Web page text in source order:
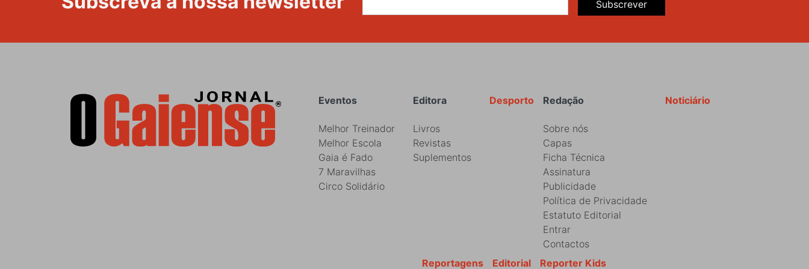
Subscrever
Rodapé Noticiário
Redação
Sobre nós
Capas
Ficha Técnica
Assinatura
Publicidade
Política de Privacidade
Estatuto Editorial
Entrar
Contactos
Desporto
Editora
Livros
Revistas
Suplementos
Eventos
Melhor Treinador
Melhor Escola
Gaia é Fado
7 Maravilhas
Circo Solidário
Reporter Kids
Editorial
Reportagens